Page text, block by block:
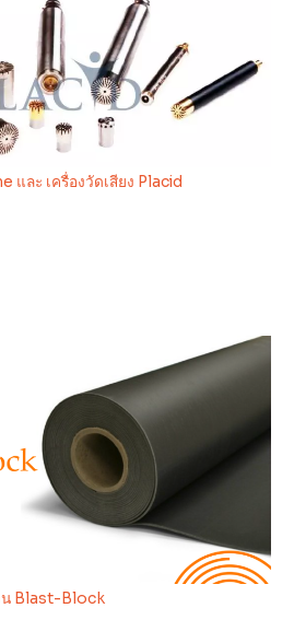
ละ เครื่องวัดเสียง Placid
น Blast-Block